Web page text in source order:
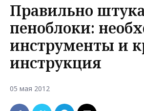
Правильно
пеноблоки:
инструменты и
инструкция
05 мая 2012